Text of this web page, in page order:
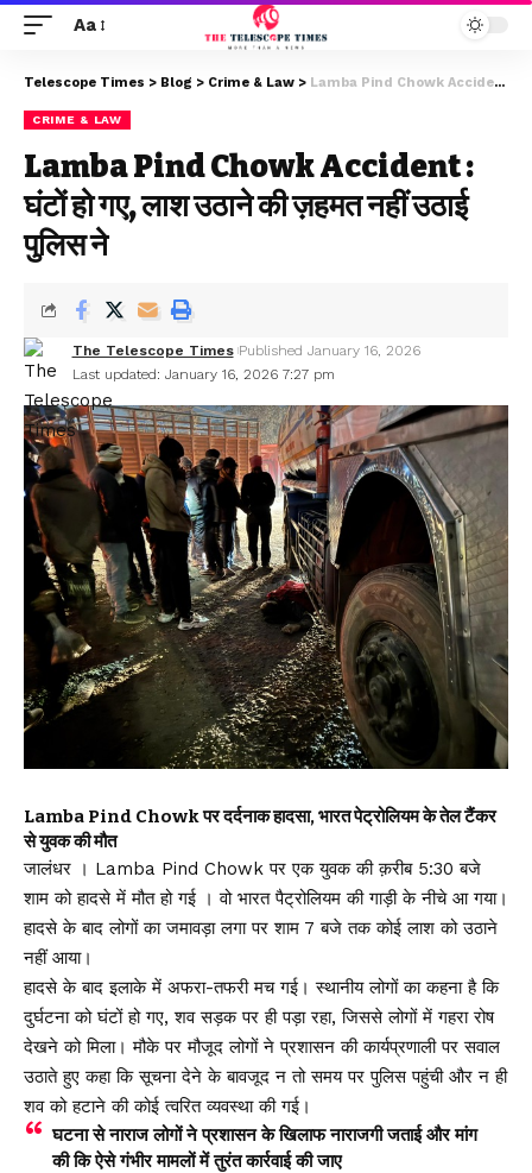
Aa
Telescope Times > Blog > Crime & Law > Lamba Pind Chowk Accident : घंटों हो गए, लाश उठाने की ज़हमत नहीं उठाई पुलिस ने
CRIME & LAW
Lamba Pind Chowk Accident :
घंटों हो गए, लाश उठाने की ज़हमत नहीं उठाई
पुलिस ने
Last updated: January 16, 2026 7:27 pm
The Telescope Times Published January 16, 2026
Lamba Pind Chowk पर दर्दनाक हादसा, भारत पेट्रोलियम के तेल टैंकर
से युवक की मौत
जालंधर । Lamba Pind Chowk पर एक युवक की क़रीब 5:30 बजे
शाम को हादसे में मौत हो गई । वो भारत पैट्रोलियम की गाड़ी के नीचे आ गया।
हादसे के बाद लोगों का जमावड़ा लगा पर शाम 7 बजे तक कोई लाश को उठाने
नहीं आया।
हादसे के बाद इलाके में अफरा-तफरी मच गई। स्थानीय लोगों का कहना है कि
दुर्घटना को घंटों हो गए, शव सड़क पर ही पड़ा रहा, जिससे लोगों में गहरा रोष
देखने को मिला। मौके पर मौजूद लोगों ने प्रशासन की कार्यप्रणाली पर सवाल
उठाते हुए कहा कि सूचना देने के बावजूद न तो समय पर पुलिस पहुंची और न ही
शव को हटाने की कोई त्वरित व्यवस्था की गई।
घटना से नाराज लोगों ने प्रशासन के खिलाफ नाराजगी जताई और मांग
की कि ऐसे गंभीर मामलों में तुरंत कार्रवाई की जाए